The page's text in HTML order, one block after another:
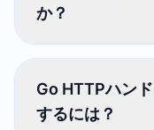
か？
Go HTTPハン
するには？